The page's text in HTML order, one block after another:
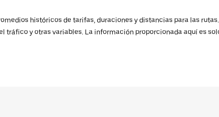
históricos de tarifas, duraciones y distancias para las
y otras variables. La información proporcionada aquí es